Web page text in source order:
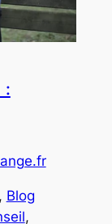
:
, Blog